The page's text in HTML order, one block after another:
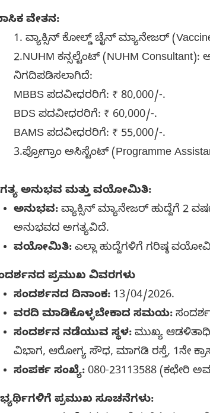
ವೇತನ:
1. ವ್ಯಾಕ್ಸಿನ್ ಕೋಲ್ಡ್ ಚೈನ್ ಮ್ಯಾನೇಜರ್
2.NUHM ಕನ್ಸಲ್ಟೆಂಟ್ (NUHM
ನಿಗದಿಪಡಿಸಲಾಗಿದೆ:
MBBS ಪದವೀಧರರಿಗೆ: ₹ 80,000/-.
BDS ಪದವೀಧರರಿಗೆ: ₹ 60,000/-.
BAMS ಪದವೀಧರರಿಗೆ: ₹ 55,000/-.
3.ಪ್ರೋಗ್ರಾಂ ಅಸಿಸ್ಟೆಂಟ್ (Programme
ಅನುಭವ ಮತ್ತು ವಯೋಮಿತಿ:
ಅನುಭವ: ವ್ಯಾಕ್ಸಿನ್ ಮ್ಯಾನೇಜರ್ ಹುದ್ದೆಗೆ 2
ಅನುಭವದ ಅಗತ್ಯವಿದೆ.
ವಯೋಮಿತಿ: ಎಲ್ಲಾ ಹುದ್ದೆಗಳಿಗೆ ಗರಿಷ್ಠ
ಪ್ರಮುಖ ವಿವರಗಳು
ಸಂದರ್ಶನದ ದಿನಾಂಕ: 13/04/2026.
ವರದಿ ಮಾಡಿಕೊಳ್ಳಬೇಕಾದ ಸಮಯ:
ಸಂದರ್ಶನ ನಡೆಯುವ ಸ್ಥಳ: ಮುಖ್ಯ
ವಿಭಾಗ, ಆರೋಗ್ಯ ಸೌಧ, ಮಾಗಡಿ ರಸ್ತೆ, 1ನೇ
ಸಂಪರ್ಕ ಸಂಖ್ಯೆ: 080-23113588 (ಕಛೇರಿ
ಪ್ರಮುಖ ಸೂಚನೆಗಳು: